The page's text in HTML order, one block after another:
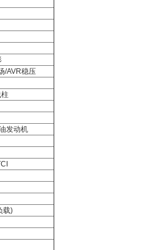
/AVR稳压
发动机
载)